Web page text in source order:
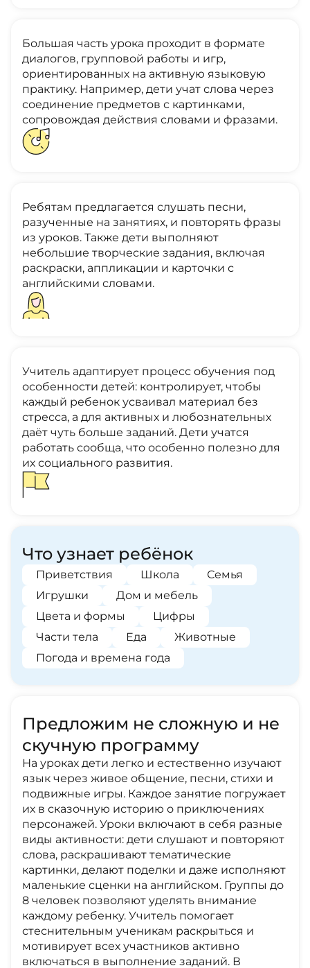
Большая часть урока проходит в формате
диалогов, групповой работы и игр,
ориентированных на активную языковую
практику. Например, дети учат слова через
соединение предметов с картинками,
сопровождая действия словами и фразами.
Ребятам предлагается слушать песни,
разученные на занятиях, и повторять фразы
из уроков. Также дети выполняют
небольшие творческие задания, включая
раскраски, аппликации и карточки с
английскими словами.
Учитель адаптирует процесс обучения под
особенности детей: контролирует, чтобы
каждый ребенок усваивал материал без
стресса, а для активных и любознательных
даёт чуть больше заданий. Дети учатся
работать сообща, что особенно полезно для
их социального развития.
Что узнает ребёнок
Приветствия Школа
Семья
Игрушки
Дом и мебель
Цвета и формы
Цифры
Части тела
Еда
Животные
Погода и времена года
Предложим не сложную и не
скучную программу
На уроках дети легко и естественно изучают
язык через живое общение, песни, стихи и
подвижные игры. Каждое занятие погружает
их в сказочную историю о приключениях
персонажей. Уроки включают в себя разные
виды активности: дети слушают и повторяют
слова, раскрашивают тематические
картинки, делают поделки и даже исполняют
маленькие сценки на английском. Группы до
8 человек позволяют уделять внимание
каждому ребенку. Учитель помогает
стеснительным ученикам раскрыться и
мотивирует всех участников активно
включаться в выполнение заданий. В